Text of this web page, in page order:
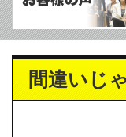
間違いじ